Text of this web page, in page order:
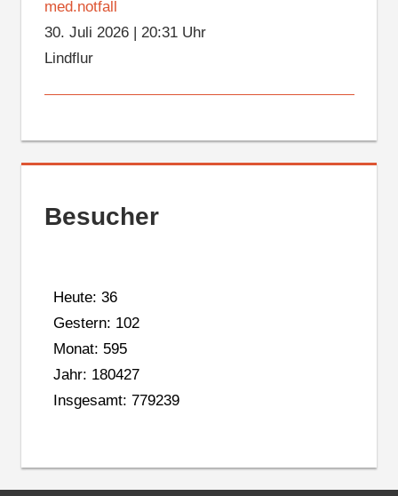
med.notfall
30. Juli 2026| 20:31 Uhr
Lindflur
Besucher
Heute: 36
Gestern: 102
Monat: 595
Jahr: 180427
Insgesamt: 779239